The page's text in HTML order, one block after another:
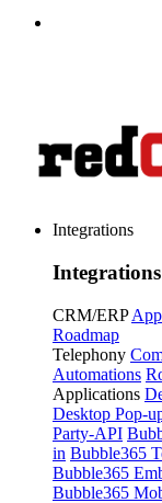
Integrations
Integrations
CRM/ERP
Roadmap
Telephony
Automations
Applications
Desktop Pop-
Party-API
in Bubble365
Bubble365
Bubble365